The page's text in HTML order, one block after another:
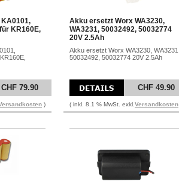
KR160E,
CHF 79.90
)
Akku ersetzt Worx WA3230,
WA3231, 50032492, 50032774
20V 2.5Ah
Akku ersetzt Worx WA3230, WA3231,
50032492, 50032774 20V 2.5Ah
CHF 49.90
( inkl. 8.1 % MwSt. exkl. Versandkosten